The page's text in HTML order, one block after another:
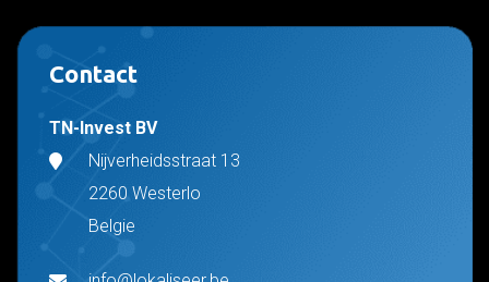
Contact
TN-Invest BV
Nijverheidsstraat 13
2260 Westerlo
Belgie